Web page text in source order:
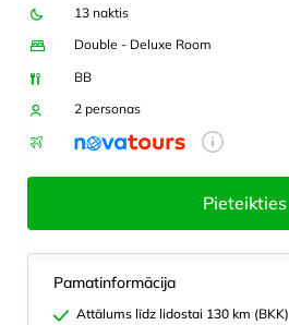
13 naktis
Double - Deluxe Room
BB
2 personas
Pieteikties
Pamatinformācija
Attālums līdz lidostai 130 km (BKK)